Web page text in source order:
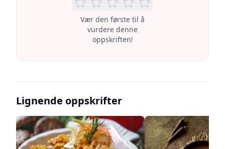
Vær den første til å
vurdere denne
oppskriften!
Lignende oppskrifter